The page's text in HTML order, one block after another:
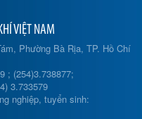
VIỆT NAM
Phường Bà Rịa, TP. Hồ Chí
; (254)3.738877;
3.733579
nghiệp, tuyển sinh: